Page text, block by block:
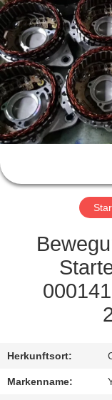
VR
SHOW
ÜBER
UNS
FABRIK-
AUSFLUG
TRETEN
IN
Herkunftsort:
Markenname: